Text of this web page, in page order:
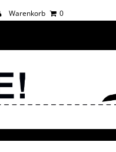
Warenkorb 0